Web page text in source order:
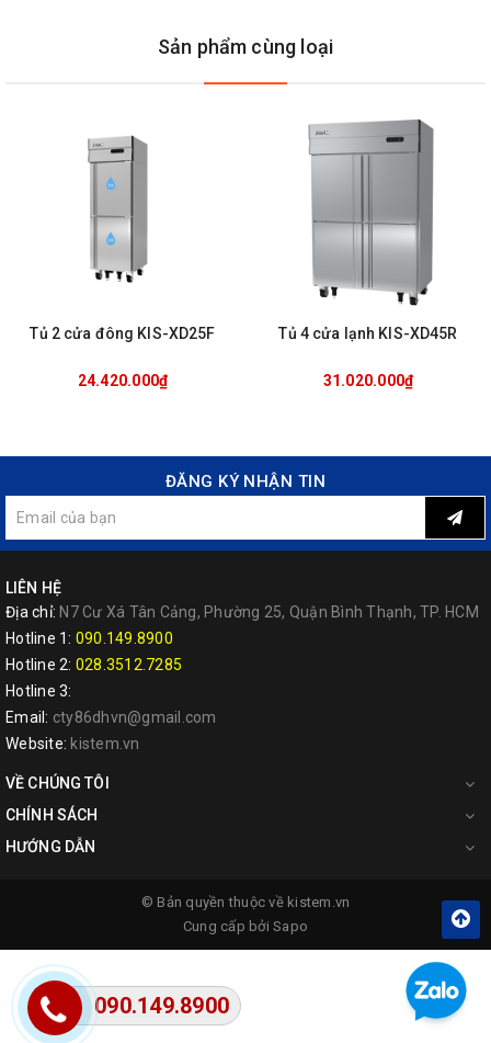
Sản phẩm cùng loại
Tủ 2 cửa đông KIS-XD25F
24.420.000₫
Tủ 4 cửa lạnh KIS-XD45R
31.020.000₫
ĐĂNG KÝ NHẬN TIN
LIÊN HỆ
Địa chỉ: N7 Cư Xá Tân Cảng, Phường 25, Quận Bình Thạnh, TP. HCM
Hotline 1: 090.149.8900
Hotline 2: 028.3512.7285
Hotline 3:
Email: cty86dhvn@gmail.com
Website: kistem.vn
VỀ CHÚNG TÔI
CHÍNH SÁCH
HƯỚNG DẪN
© Bản quyền thuộc về kistem.vn
Cung cấp bởiSapo
090.149.8900